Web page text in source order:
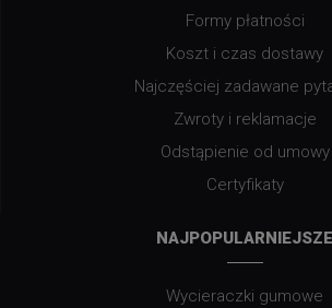
Formy płatności
Koszt i czas dostawy
Najczęściej zadawane
Zwroty i reklamacje
Odstąpienie od umowy
Certyfikaty
NAJPOPULARNIEJSZE
Wycieraczki gumowe